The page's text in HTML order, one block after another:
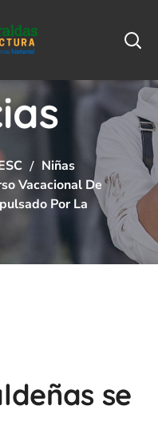
Niñas
Vacacional De
Por La
se